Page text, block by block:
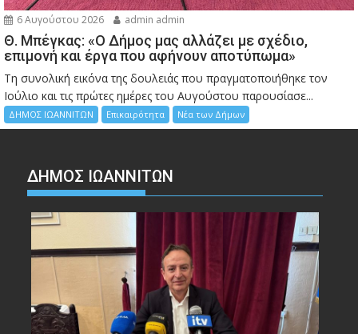
6 Αυγούστου 2026 admin admin
Θ. Μπέγκας: «Ο Δήμος μας αλλάζει με σχέδιο,
επιμονή και έργα που αφήνουν αποτύπωμα»
Τη συνολική εικόνα της δουλειάς που πραγματοποιήθηκε τον
Ιούλιο και τις πρώτες ημέρες του Αυγούστου παρουσίασε...
ΔΗΜΟΣ ΙΩΑΝΝΙΤΩΝ Επικαιρότητα Νέα των Δήμων
ΔΗΜΟΣ ΙΩΑΝΝΙΤΩΝ